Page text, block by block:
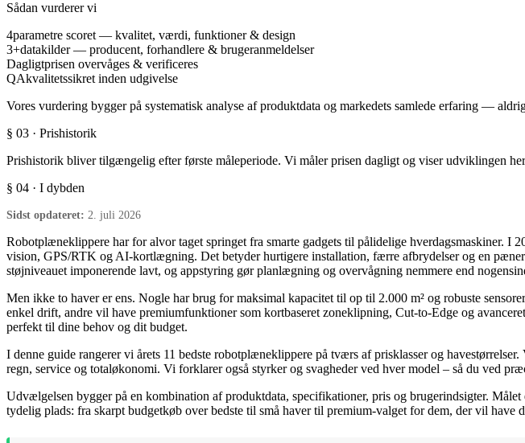
Sådan vurderer vi
4parametre scoret — kvalitet, værdi, funktioner & design
3+datakilder — producent, forhandlere & brugeranmeldelser
Dagligtprisen overvåges & verificeres
QAkvalitetssikret inden udgivelse
Vores vurdering bygger på systematisk analyse af produktdata og markedets samlede erfaring —
§ 03 · Prishistorik
Prishistorik bliver tilgængelig efter første måleperiode. Vi måler prisen dagligt og viser udviklingen
§ 04 · I dybden
Sidst opdateret: 2. juli 2026
Robotplæneklippere har for alvor taget springet fra smarte gadgets til pålidelige
vision, GPS/RTK og AI-kortlægning. Det betyder hurtigere installation, færre afbrydelser og en
støjniveauet imponerende lavt, og appstyring gør planlægning og overvågning nemmere end
Men ikke to haver er ens. Nogle har brug for maksimal kapacitet til op til 2.000 m² og robuste
enkel drift, andre vil have premiumfunktioner som kortbaseret zoneklipning, Cut-to-Edge og
perfekt til dine behov og dit budget.
I denne guide rangerer vi årets 11 bedste robotplæneklippere på tværs af prisklasser og
regn, service og totaløkonomi. Vi forklarer også styrker og svagheder ved hver model – så du ved
Udvælgelsen bygger på en kombination af produktdata, specifikationer, pris og brugerindsigter.
tydelig plads: fra skarpt budgetkøb over bedste til små haver til premium-valget for dem, der vil have